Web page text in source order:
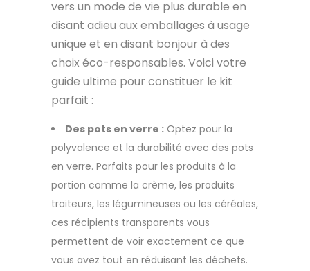
vers un mode de vie plus durable en
disant adieu aux emballages à usage
unique et en disant bonjour à des
choix éco-responsables. Voici votre
guide ultime pour constituer le kit
parfait :
Des pots en verre : Optez pour la
polyvalence et la durabilité avec des pots
en verre. Parfaits pour les produits à la
portion comme la crème, les produits
traiteurs, les légumineuses ou les céréales,
ces récipients transparents vous
permettent de voir exactement ce que
vous avez tout en réduisant les déchets.